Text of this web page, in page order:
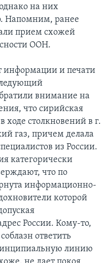
на них
Напомним, ранее
прием схожей
ООН.
информации и печати
внимание на
что сирийская
ходе столкновений в г.
газ, причем делала
из России.
категорически
что по
информационно-
которой
России. Кому-то,
ответить
линию